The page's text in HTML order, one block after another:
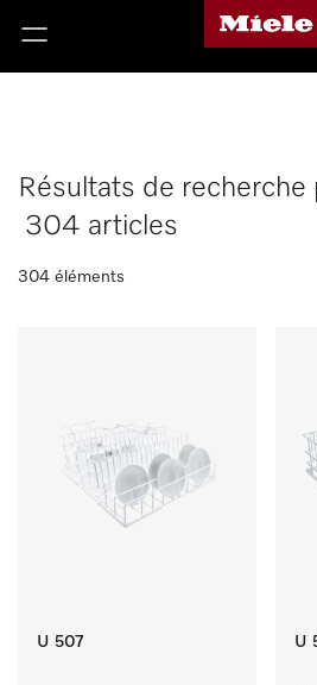
Résultats de
304 articles
304 éléments
U 507 U